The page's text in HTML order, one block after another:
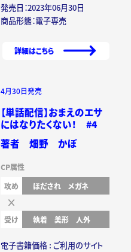
発売日：2023年06月30日
商品形態：電子専売
詳細はこちら
4月30日発売
【単話配信】おまえのエサ
にはなりたくない！ #4
著者 畑野 かぼ
CP属性
攻め
ほだされ メガネ
受け 執着 美形 人外
電子書籍価格 : ご利用のサイト